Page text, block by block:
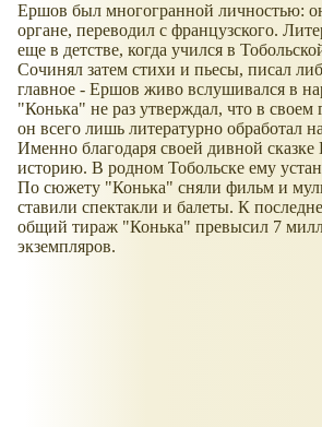
Ершов был многогранной личностью:
органе, переводил с французского.
еще в детстве, когда учился в
Сочинял затем стихи и пьесы, писал
главное - Ершов живо вслушивался в
"Конька" не раз утверждал, что в своем
он всего лишь литературно обработал
Именно благодаря своей дивной
историю. В родном Тобольске ему
По сюжету "Конька" сняли фильм и
ставили спектакли и балеты. К
общий тираж "Конька" превысил 7
экземпляров.